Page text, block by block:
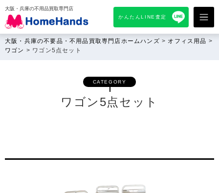
大阪・兵庫の不用品買取専門店
かんたんLINE査定
大阪・兵庫の不要品・不用品買取専門店ホームハンズ > オフィス用品 >
ワゴン > ワゴン5点セット
CATEGORY
ワゴン5点セット